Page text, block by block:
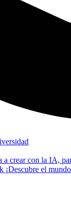
a crear con la IA,
¡Descubre el